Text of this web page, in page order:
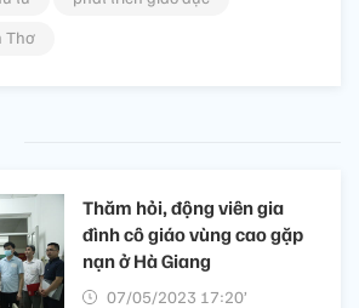
Thơ
Thăm hỏi, động viên gia
đình cô giáo vùng cao gặp
nạn ở Hà Giang
07/05/2023 17:20’